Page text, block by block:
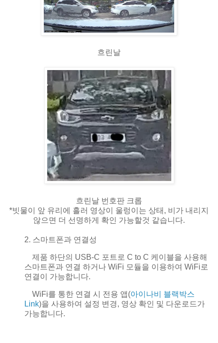
흐린날
흐린날 번호판 크롭
*빗물이 앞 유리에 흘러 영상이 울렁이는 상태, 비가 내리지
않으면 더 선명하게 확인 가능할것 같습니다.
2. 스마트폰과 연결성
제품 하단의 USB-C 포트로 C to C 케이블을 사용해
스마트폰과 연결 하거나 WiFi 모듈을 이용하여 WiFi로
연결이 가능합니다.
WiFi를 통한 연결 시 전용 앱(아이나비 블랙박스
Link)을 사용하여 설정 변경, 영상 확인 및 다운로드가
가능합니다.